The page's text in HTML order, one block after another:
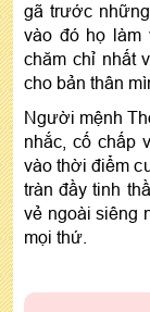
gã trước
vào đó họ làm
chăm chỉ nhất
cho bản thân
Người mệnh
nhắc, cố chấp
vào thời điểm
tràn đầy tinh
vẻ ngoài siêng
mọi thứ.